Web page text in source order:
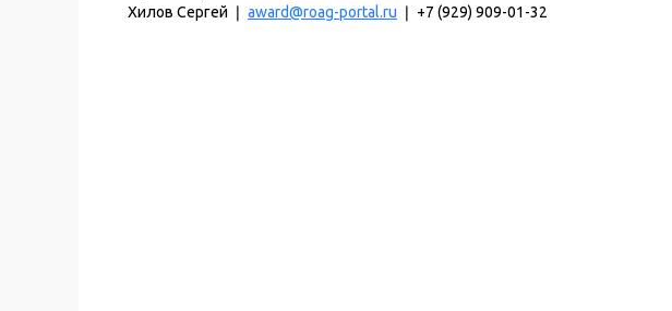
Хилов Сергей ❘ award@roag-portal.ru ❘ +7 (929) 909-01-32